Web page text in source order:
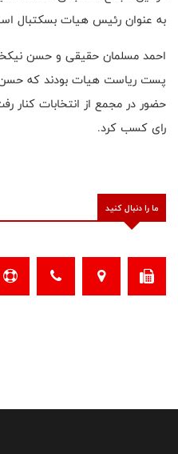
به عنوان رئیس هیات بسکتبال
احمد مسلمان حقیقی و حسن
پست ریاست هیات بودند که
رای کسب کرد.
ما را دنبال کنید